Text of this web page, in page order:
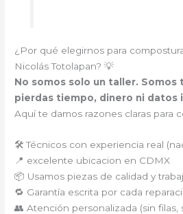
¿Por qué elegirnos para
Nicolás Totolapan? 💡
No somos solo un taller. Somos
pierdas tiempo, dinero ni datos
Aquí te damos razones claras para
🛠️ Técnicos con experiencia real
📍 excelente ubicacion en CDMX
📦 Usamos piezas de calidad y
🔁 Garantía escrita por cada
👥 Atención personalizada (sin filas,